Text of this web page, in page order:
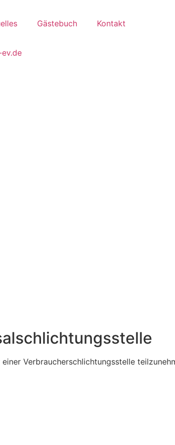
Gästebuch Kontakt
Verbraucherschlichtungsstelle